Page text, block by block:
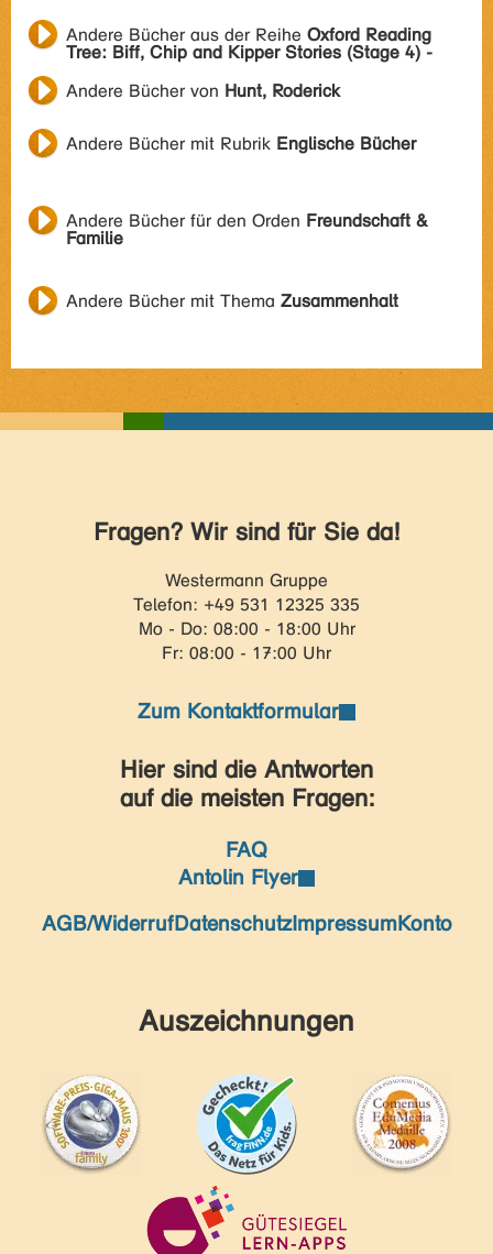
Andere Bücher aus der Reihe Oxford Reading
Tree: Biff, Chip and Kipper Stories (Stage 4) -
Andere Bücher von Hunt, Roderick
Andere Bücher mit Rubrik Englische Bücher
Andere Bücher für den Orden Freundschaft &
Familie
Andere Bücher mit Thema Zusammenhalt